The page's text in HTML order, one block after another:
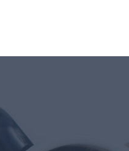
y mejores